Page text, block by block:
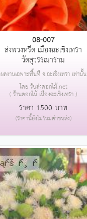
08-007
ส่งพวงหรีด เมืองฉะเชิงเทรา
วัดสุวรรณาราม
ผลงานเฉพาะพื้นที่ จ.ฉะเชิงเทรา เท่านั้น
โดย รับส่งดอกไม้.net
( ร้านดอกไม้ เมืองฉะเชิงเทรา )
ราคา 1500 บาท
(ราคานี้ยังไม่รวมค่าขนส่ง)